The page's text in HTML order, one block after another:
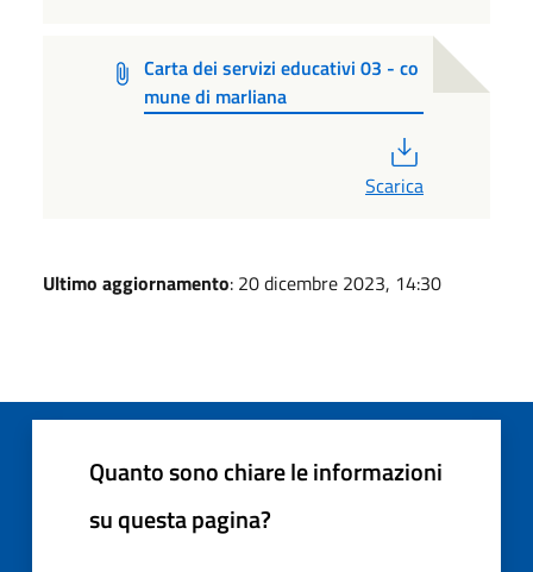
Carta dei servizi educativi 03 - co
mune di marliana
Scarica
Ultimo aggiornamento: 20 dicembre 2023, 14:30
Quanto sono chiare le informazioni
su questa pagina?